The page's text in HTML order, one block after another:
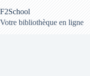
au
contenu
F2School
Votre bibliothèque en ligne